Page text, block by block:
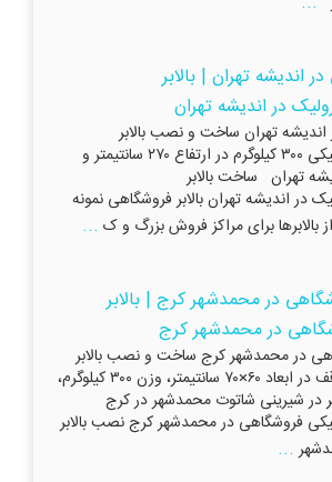
اندیشه تهران | بالابر
در اندیشه تهران
اندیشه تهران ساخت و نصب بالابر
فروشگاهی هیدرولیکی ۳۰۰ کیلوگرم در ارتفاع ۲۷۰ سانتیمتر و
در اندیشه تهران ساخت بالابر
در اندیشه تهران بالابر فروشگاهی نمونه
بالابرها برای مراکز فروش بزرگ و ک ...
در محمدشهر کرج | بالابر
در محمدشهر کرج
در محمدشهر کرج ساخت و نصب بالابر
فروشگاهی با ۳ توقف در ابعاد ۶۰×۷۰ سانتیمتر، وزن ۳۰۰ کیلوگرم،
سانتیمتر در شیرینی شاتوت محمدشهر در کرج
فروشگاهی در محمدشهر کرج نصب بالابر
...